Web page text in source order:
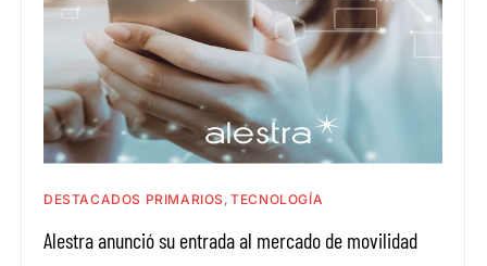
DESTACADOS PRIMARIOS TECNOLOGÍA
Alestra anunció su entrada al mercado de movilidad